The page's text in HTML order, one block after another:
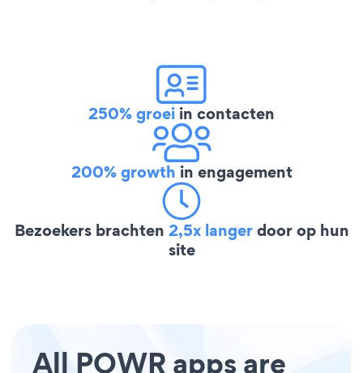
250% groei in contacten
200% growth in engagement
Bezoekers brachten 2,5x langerdoor op hun
site
All POWR apps are